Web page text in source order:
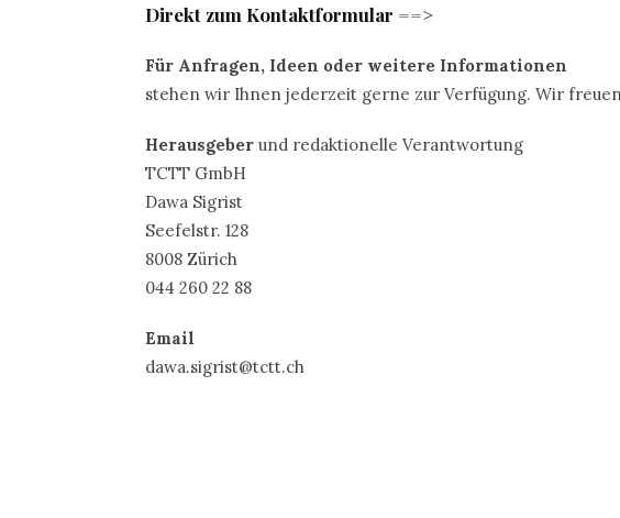
Direkt zum Kontaktformular ==>
Für Anfragen, Ideen oder weitere Informationen
stehen wir Ihnen jederzeit gerne zur Verfügung. Wir
Herausgeber und redaktionelle Verantwortung
TCTT GmbH
Dawa Sigrist
Seefelstr. 128
8008 Zürich
044 260 22 88
Email
dawa.sigrist@tctt.ch